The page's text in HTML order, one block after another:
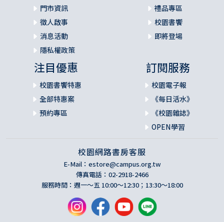
門市資訊
徵人啟事
消息活動
隱私權政策
禮品專區
校園書饗
即將登場
注目優惠
校園書饗特惠
全部特惠案
預約專區
訂閱服務
校園電子報
《每日活水》
《校園雜誌》
OPEN學習
校園網路書房客服
E-Mail： estore@campus.org.tw
傳真電話：02-2918-2466
服務時間：週一～五 10:00～12:30；13:30～18:00